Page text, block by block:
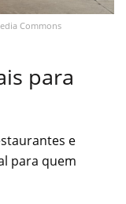
Commons
para
e
para quem